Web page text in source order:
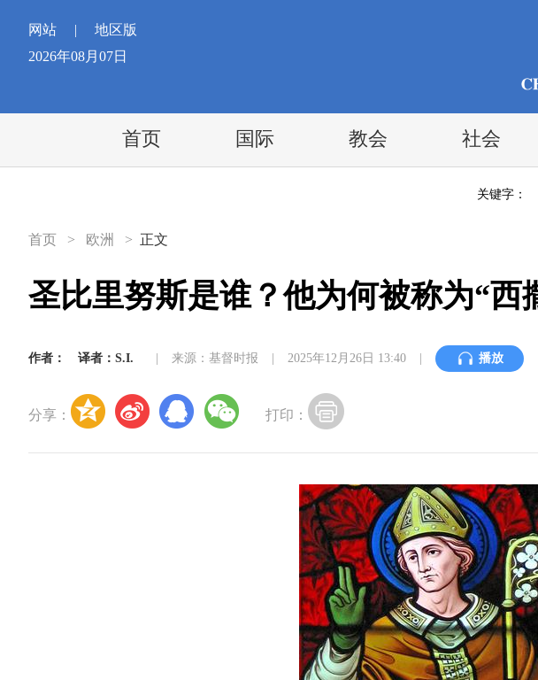
网站 |
地区版
2026年08月07日
首页 国际 教会 社会
关键字：
首页 > 欧洲 > 正文
圣比里努斯是谁？他为何被称为“西
作者： 译者：S.I. 来源：基督时报 2025年12月26日 13:40 播放
分享： 打印：